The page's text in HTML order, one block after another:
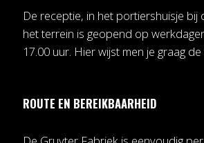
De receptie, in het portiershuisje bij
het terrein is geopend op
17.00 uur. Hier wijst men je graag de
ROUTE EN BEREIKBAARHEID